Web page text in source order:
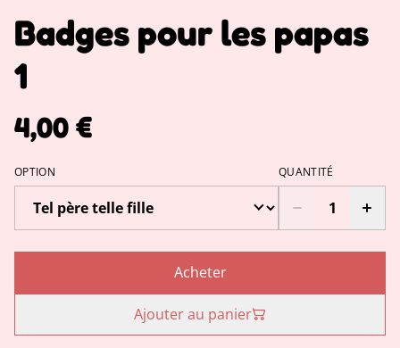
Badges pour les papas
1
4,00 €
OPTION QUANTITÉ
Acheter
Ajouter au panier